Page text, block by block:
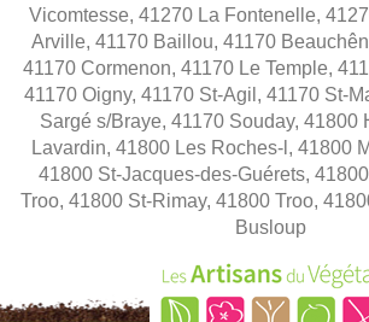
Vicomtesse, 41270 La Fontenelle,
Arville, 41170 Baillou, 41170
41170 Cormenon, 41170 Le Temple,
41170 Oigny, 41170 St-Agil, 41170 St-
Sargé s/Braye, 41170 Souday, 41800
Lavardin, 41800 Les Roches-l, 41800
41800 St-Jacques-des-Guérets,
Troo, 41800 St-Rimay, 41800 Troo,
Busloup